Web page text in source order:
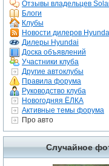
Отзывы владельцев
Блоги
Клубы
Новости дилеров
Дилеры Hyundai
Доска объявлений
Участники клуба
Другие автоклубы
Правила форума
Руководство клуба
Новогодняя ЁЛКА
Активные темы форума
Про авто
Случайное